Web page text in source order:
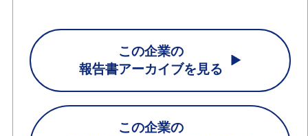
この企業の
報告書アーカイブを見る
この企業の